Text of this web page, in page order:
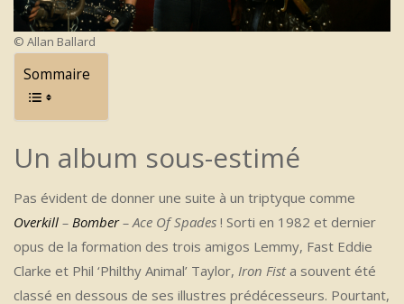
© Allan Ballard
Sommaire
Un album sous-estimé
Pas évident de donner une suite à un triptyque comme
Overkill – Bomber– Ace Of Spades ! Sorti en 1982 et dernier
opus de la formation des trois amigos Lemmy, Fast Eddie
Clarke et Phil ‘Philthy Animal’ Taylor, Iron Fista souvent été
classé en dessous de ses illustres prédécesseurs. Pourtant,